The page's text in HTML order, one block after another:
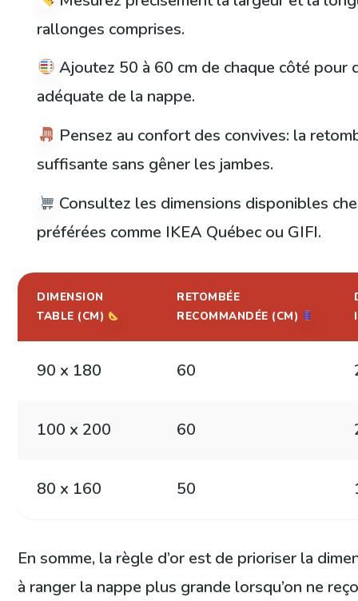
rallonges comprises.
Ajoutez 50 à 60 cm de chaque côté pour
adéquate de la nappe.
Pensez au confort des convives: la
suffisante sans gêner les jambes.
Consultez les dimensions disponibles
préférées comme IKEA Québec ou GIFI.
DIMENSION
TABLE (CM)
RETOMBÉE
RECOMMANDÉE (CM)
90 x 180 60
100 x 200 60
80 x 160 50
En somme, la règle d’or est de prioriser la
à ranger la nappe plus grande lorsqu’on ne